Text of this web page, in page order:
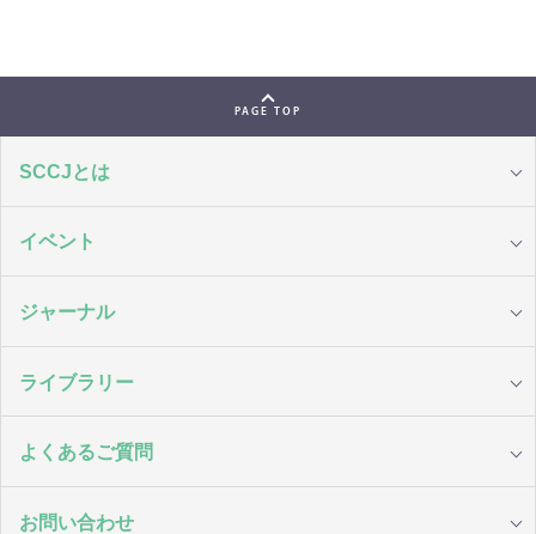
PAGE TOP
SCCJとは
イベント
ジャーナル
ライブラリー
よくあるご質問
お問い合わせ